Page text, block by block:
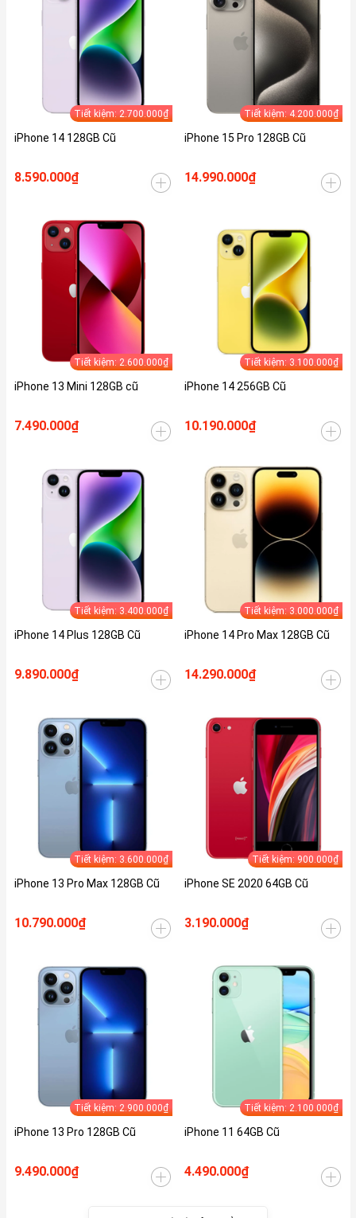
Tiết kiệm: 2.700.000₫
iPhone 14 128GB Cũ
8.590.000₫
Tiết kiệm: 4.200.000₫
iPhone 15 Pro 128GB Cũ
14.990.000₫
Tiết kiệm: 2.600.000₫
iPhone 13 Mini 128GB cũ
7.490.000₫
Tiết kiệm: 3.100.000₫
iPhone 14 256GB Cũ
10.190.000₫
Tiết kiệm: 3.400.000₫
iPhone 14 Plus 128GB Cũ
9.890.000₫
Tiết kiệm: 3.000.000₫
iPhone 14 Pro Max 128GB Cũ
14.290.000₫
Tiết kiệm: 3.600.000₫
iPhone 13 Pro Max 128GB Cũ
10.790.000₫
Tiết kiệm: 900.000₫
iPhone SE 2020 64GB Cũ
3.190.000₫
Tiết kiệm: 2.900.000₫
iPhone 13 Pro 128GB Cũ
9.490.000₫
Tiết kiệm: 2.100.000₫
iPhone 11 64GB Cũ
4.490.000₫